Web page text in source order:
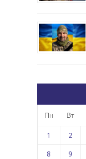
Пн Вт
1 2
8 9